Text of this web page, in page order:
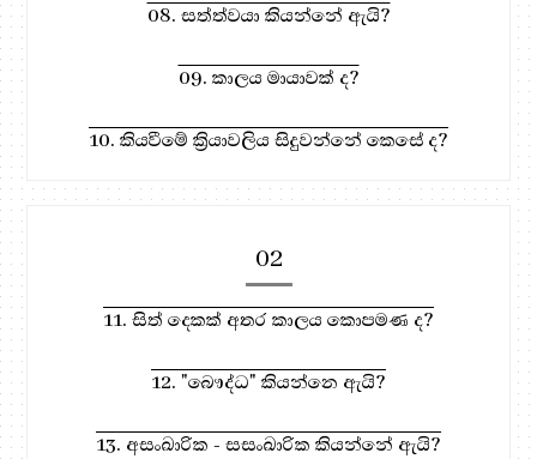
08. සත්ත්වයා කියන්නේ ඇයි?
09. කාලය මායාවක් ද?
10. කියවීමේ ක්‍රියාවලිය සිදුවන්නේ කෙසේ ද?
02
11. සිත් දෙකක් අතර කාලය කොපමණ ද?
12. "බෞද්ධ" කියන්නෙ ඇයි?
13. අසංඛාරික - සසංඛාරික කියන්නේ ඇයි?